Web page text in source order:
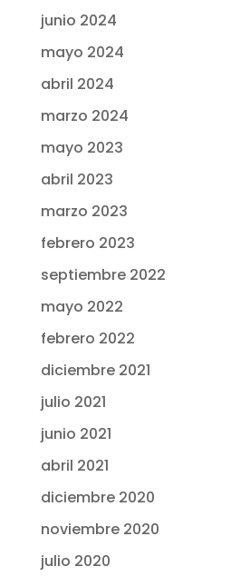
junio 2024
mayo 2024
abril 2024
marzo 2024
mayo 2023
abril 2023
marzo 2023
febrero 2023
septiembre 2022
mayo 2022
febrero 2022
diciembre 2021
julio 2021
junio 2021
abril 2021
diciembre 2020
noviembre 2020
julio 2020